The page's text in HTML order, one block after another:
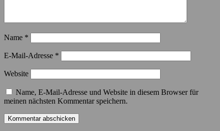
Name *
E-Mail-Adresse *
Website
Name, E-Mail-Adresse und Website in diesem Browser für
meinen nächsten Kommentar speichern.